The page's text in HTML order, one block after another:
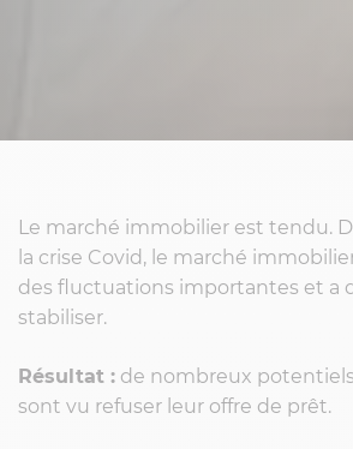
Le marché immobilier est tendu.
la crise Covid, le marché
des fluctuations importantes et a
stabiliser.
Résultat : de nombreux
sont vu refuser leur offre de prêt.